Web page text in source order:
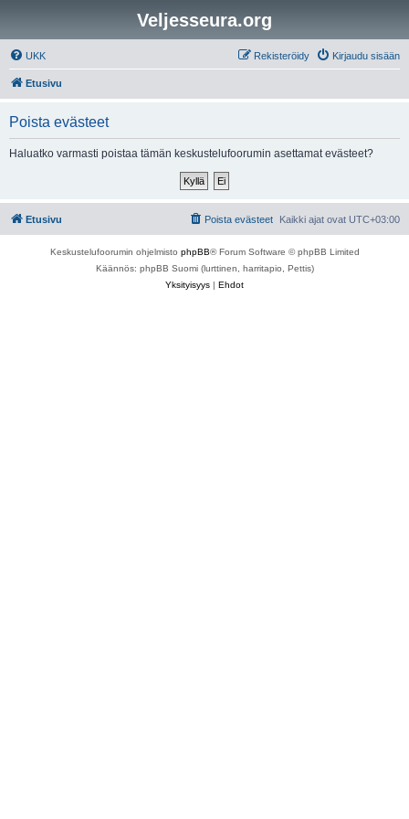
Veljesseura.org
UKK Kirjaudu sisään
Rekisteröidy
Etusivu
Poista evästeet
Haluatko varmasti poistaa tämän keskustelufoorumin asettamat evästeet?
Etusivu Kaikki ajat ovat UTC+03:00
Poista evästeet
Keskustelufoorumin ohjelmisto phpBB® Forum Software © phpBB Limited
Käännös: phpBB Suomi (lurttinen, harritapio, Pettis)
Yksityisyys | Ehdot